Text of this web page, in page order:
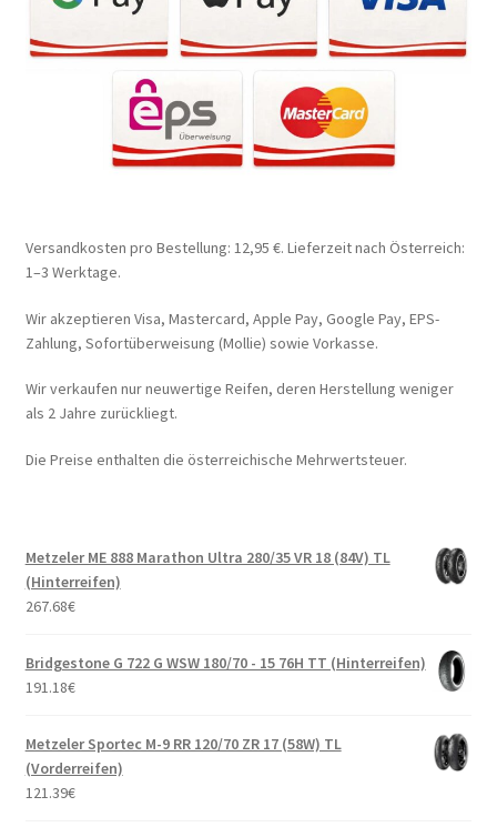
Versandkosten pro Bestellung: 12,95 €. Lieferzeit nach Österreich:
1–3 Werktage.
Wir akzeptieren Visa, Mastercard, Apple Pay, Google Pay, EPS-
Zahlung, Sofortüberweisung (Mollie) sowie Vorkasse.
Wir verkaufen nur neuwertige Reifen, deren Herstellung weniger
als 2 Jahre zurückliegt.
Die Preise enthalten die österreichische Mehrwertsteuer.
Metzeler ME 888 Marathon Ultra 280/35 VR 18 (84V) TL
(Hinterreifen)
267.68€
Bridgestone G 722 G WSW 180/70 - 15 76H TT (Hinterreifen)
191.18€
Metzeler Sportec M-9 RR 120/70 ZR 17 (58W) TL
(Vorderreifen)
121.39€